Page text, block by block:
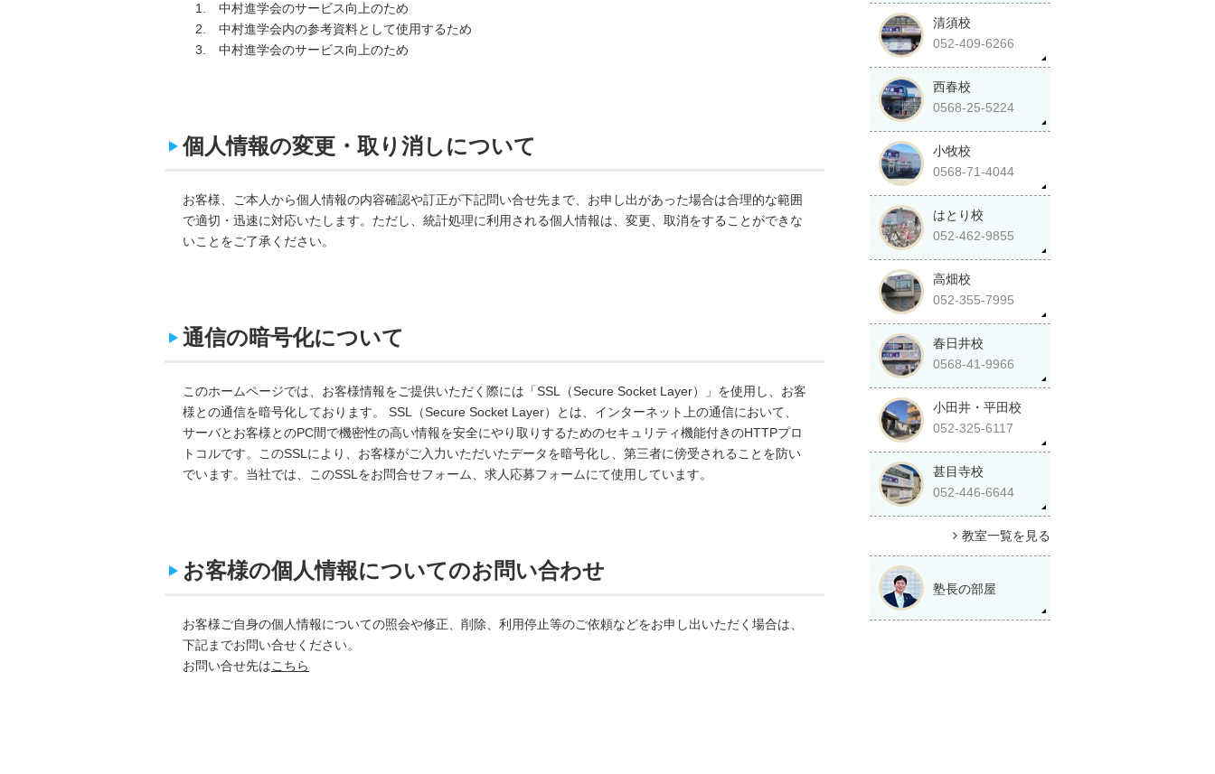
中村進学会のサービス向上のため
中村進学会内の参考資料として使用するため
中村進学会のサービス向上のため
個人情報の変更・取り消しについて
お客様、ご本人から個人情報の内容確認や訂正が下記問い合せ先まで、お申し出があった場合は合理的な範囲
で適切・迅速に対応いたします。ただし、統計処理に利用される個人情報は、変更、取消をすることができな
いことをご了承ください。
通信の暗号化について
このホームページでは、お客様情報をご提供いただく際には「SSL（Secure Socket Layer）」を使用し、お客
様との通信を暗号化しております。 SSL（Secure Socket Layer）とは、インターネット上の通信において、
サーバとお客様とのPC間で機密性の高い情報を安全にやり取りするためのセキュリティ機能付きのHTTPプロ
トコルです。このSSLにより、お客様がご入力いただいたデータを暗号化し、第三者に傍受されることを防い
でいます。当社では、このSSLをお問合せフォーム、求人応募フォームにて使用しています。
お客様の個人情報についてのお問い合わせ
お客様ご自身の個人情報についての照会や修正、削除、利用停止等のご依頼などをお申し出いただく場合は、
下記までお問い合せください。
お問い合せ先はこちら
清須校
052-409-6266
西春校
0568-25-5224
小牧校
0568-71-4044
はとり校
052-462-9855
高畑校
052-355-7995
春日井校
0568-41-9966
小田井・平田校
052-325-6117
甚目寺校
052-446-6644
教室一覧を見る
塾長の部屋